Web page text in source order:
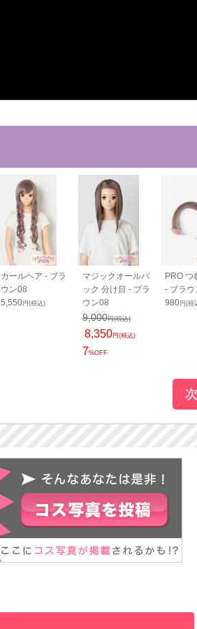
カールヘア - ブラ
ウン08
5,550円(税込)
マジックオールバ
ック 分け目 - ブラ
ウン08
9,000円(税込)
8,350円(税込)
7%OFF
PRO つ
- ブラウ
980円(税